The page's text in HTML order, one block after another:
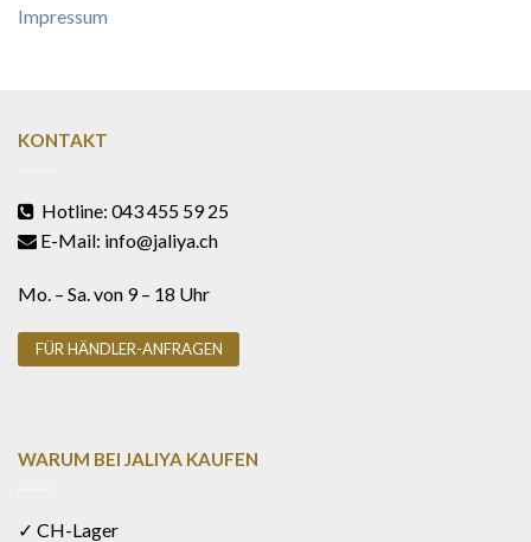
Impressum
KONTAKT
Hotline: 043 455 59 25
E-Mail: info@jaliya.ch
Mo. – Sa. von 9 – 18 Uhr
FÜR HÄNDLER-ANFRAGEN
WARUM BEI JALIYA KAUFEN
✓ CH-Lager